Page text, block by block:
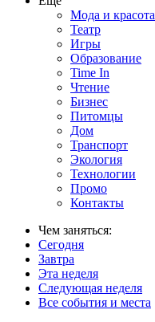
Мода и красота
Театр
Игры
Образование
Time In
Чтение
Бизнес
Питомцы
Дом
Транспорт
Экология
Технологии
Промо
Контакты
Чем заняться:
Сегодня
Завтра
Эта неделя
Следующая неделя
Все события и места